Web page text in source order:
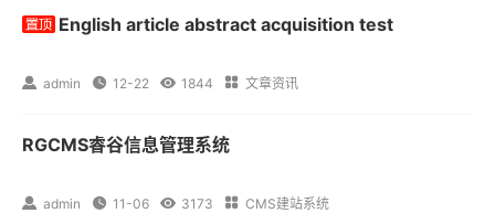
English article abstract acquisition test
 admin  12-22  1844  文章资讯
RGCMS睿谷信息管理系统
 admin  11-06  3173  CMS建站系统